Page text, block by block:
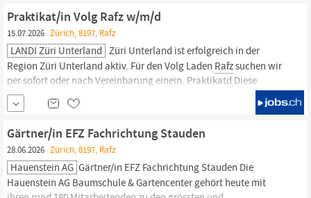
Praktikat/in Volg Rafz w/m/d
15.07.2026 Zürich, 8197, Rafz
LANDI Züri Unterland Züri Unterland ist erfolgreich in der
Region Züri Unterland aktiv. Für den Volg Laden Rafzsuchen wir
per sofort oder nach Vereinbarung einein. Praktikatd Diese
Aufgaben begeistern dich Du bist für unsere Kundinnen und
Kunden da und sorgst mit deiner Beratung für ein tolles
Einkaufserlebnis Du präsentierst unsere Produkte ansprechend
und gestaltest den...
Gärtner/in EFZ Fachrichtung Stauden
28.06.2026 Zürich, 8197, Rafz
Hauenstein AG Gärtner/in EFZ Fachrichtung Stauden Die
Hauenstein AG Baumschule & Gartencenter gehört heute mit